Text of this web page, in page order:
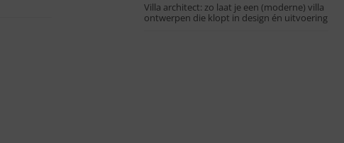
Villa architect: zo laat je een (moderne) villa
ontwerpen die klopt in design én uitvoering